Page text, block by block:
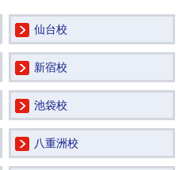
仙台校
新宿校
池袋校
八重洲校